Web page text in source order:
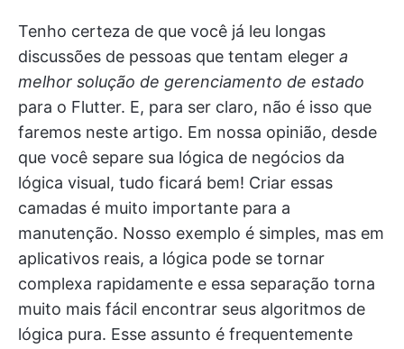
Tenho certeza de que você já leu longas
discussões de pessoas que tentam eleger a
melhor solução de gerenciamento de estado
para o Flutter. E, para ser claro, não é isso que
faremos neste artigo. Em nossa opinião, desde
que você separe sua lógica de negócios da
lógica visual, tudo ficará bem! Criar essas
camadas é muito importante para a
manutenção. Nosso exemplo é simples, mas em
aplicativos reais, a lógica pode se tornar
complexa rapidamente e essa separação torna
muito mais fácil encontrar seus algoritmos de
lógica pura. Esse assunto é frequentemente